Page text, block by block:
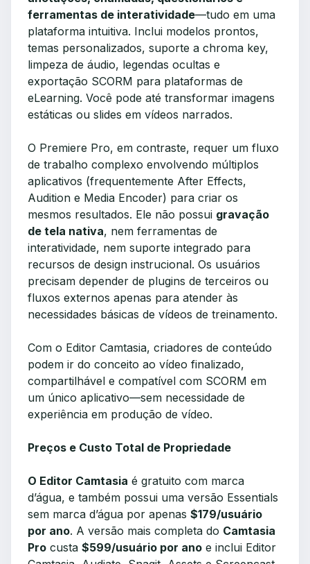
ferramentas de interatividade—tudo em uma
plataforma intuitiva. Inclui modelos prontos,
temas personalizados, suporte a chroma key,
limpeza de áudio, legendas ocultas e
exportação SCORM para plataformas de
eLearning. Você pode até transformar imagens
estáticas ou slides em vídeos narrados.
O Premiere Pro, em contraste, requer um fluxo
de trabalho complexo envolvendo múltiplos
aplicativos (frequentemente After Effects,
Audition e Media Encoder) para criar os
mesmos resultados. Ele não possui gravação
de tela nativa, nem ferramentas de
interatividade, nem suporte integrado para
recursos de design instrucional. Os usuários
precisam depender de plugins de terceiros ou
fluxos externos apenas para atender às
necessidades básicas de vídeos de treinamento.
Com o Editor Camtasia, criadores de conteúdo
podem ir do conceito ao vídeo finalizado,
compartilhável e compatível com SCORM em
um único aplicativo—sem necessidade de
experiência em produção de vídeo.
Preços e Custo Total de Propriedade
O Editor Camtasia é gratuito com marca
d’água, e também possui uma versão Essentials
sem marca d’água por apenas $179/usuário
por ano. A versão mais completa do Camtasia
Pro custa $599/usuário por ano e inclui Editor